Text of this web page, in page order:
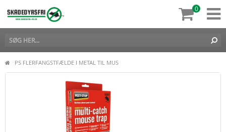
0
PS FLERFANGSTFÆLDE I METAL TIL MUS